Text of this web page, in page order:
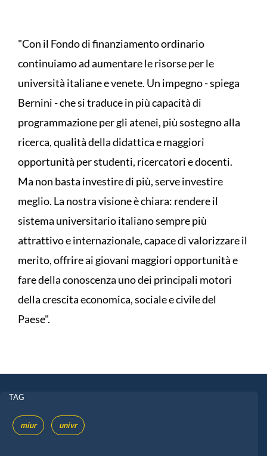
"Con il Fondo di finanziamento ordinario
continuiamo ad aumentare le risorse per le
università italiane e venete. Un impegno - spiega
Bernini - che si traduce in più capacità di
programmazione per gli atenei, più sostegno alla
ricerca, qualità della didattica e maggiori
opportunità per studenti, ricercatori e docenti.
Ma non basta investire di più, serve investire
meglio. La nostra visione è chiara: rendere il
sistema universitario italiano sempre più
attrattivo e internazionale, capace di valorizzare il
merito, offrire ai giovani maggiori opportunità e
fare della conoscenza uno dei principali motori
della crescita economica, sociale e civile del
Paese".
TAG
miur univr